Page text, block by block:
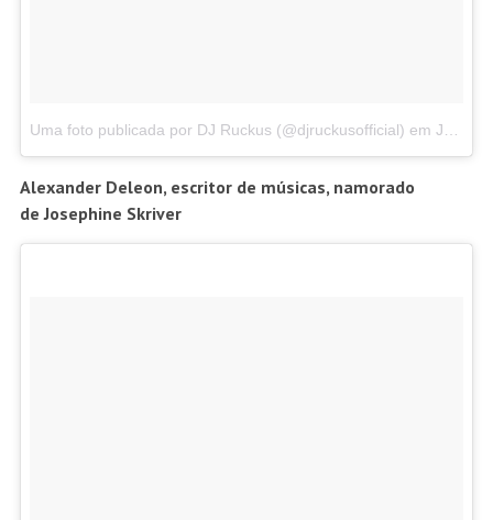
Uma foto publicada por DJ Ruckus (@djruckusofficial) em Jan 4, 2016 às 9:59 PST
Alexander Deleon, escritor de músicas, namorado
de Josephine Skriver